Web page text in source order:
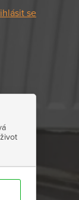
se